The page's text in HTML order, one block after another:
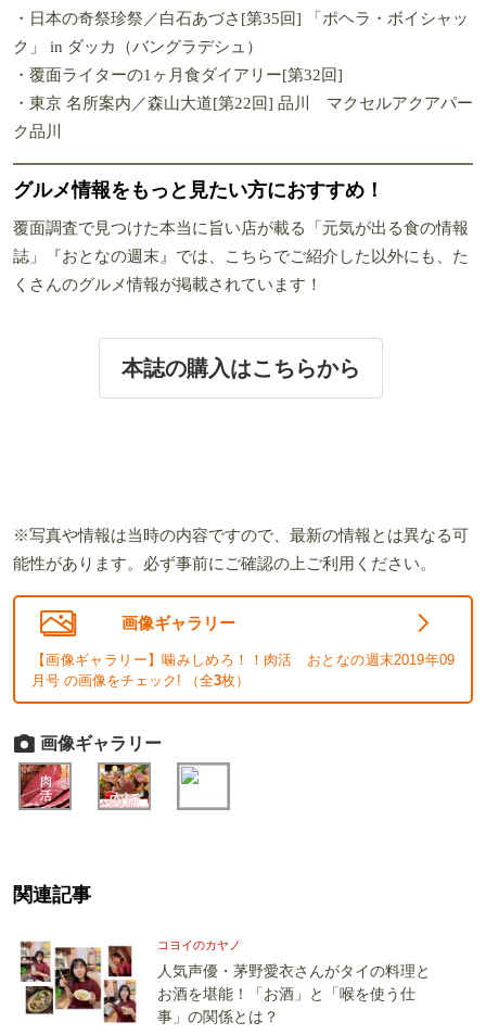
・日本の奇祭珍祭／白石あづさ[第35回] 「ポヘラ・ボイシャッ
ク」 in ダッカ（バングラデシュ）
・覆面ライターの1ヶ月食ダイアリー[第32回]
・東京 名所案内／森山大道[第22回] 品川 マクセルアクアパー
ク品川
グルメ情報をもっと見たい方におすすめ！
覆面調査で見つけた本当に旨い店が載る「元気が出る食の情報
誌」『おとなの週末』では、こちらでご紹介した以外にも、た
くさんのグルメ情報が掲載されています！
本誌の購入はこちらから
※写真や情報は当時の内容ですので、最新の情報とは異なる可
能性があります。必ず事前にご確認の上ご利用ください。
画像ギャラリー
【画像ギャラリー】噛みしめろ！！肉活 おとなの週末2019年09
月号 の画像をチェック! （全3枚）
画像ギャラリー
関連記事
コヨイのカヤノ
人気声優・茅野愛衣さんがタイの料理と
お酒を堪能！「お酒」と「喉を使う仕
事」の関係とは？